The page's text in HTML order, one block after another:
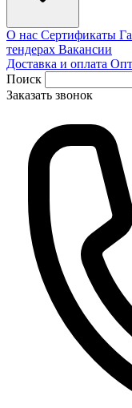
О нас Сертификаты
тендерах Вакансии
Доставка и оплата Опт
Поиск
Заказать звонок